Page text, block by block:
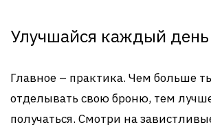
Улучшайся каждый день
Главное – практика. Чем больше
отделывать свою броню, тем лучше
получаться. Смотри на